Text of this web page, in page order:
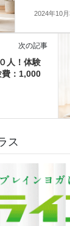
2024年10月
次の記事
人！体験
：1,000
ス
防、水分補
ね
「熱中症